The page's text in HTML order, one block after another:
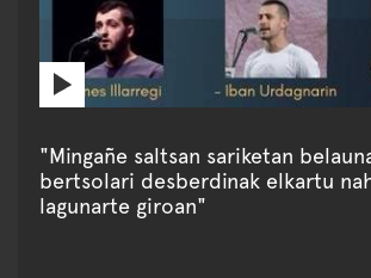
"Mingañe saltsan sariketan
bertsolari desberdinak elkartu
lagunarte giroan"